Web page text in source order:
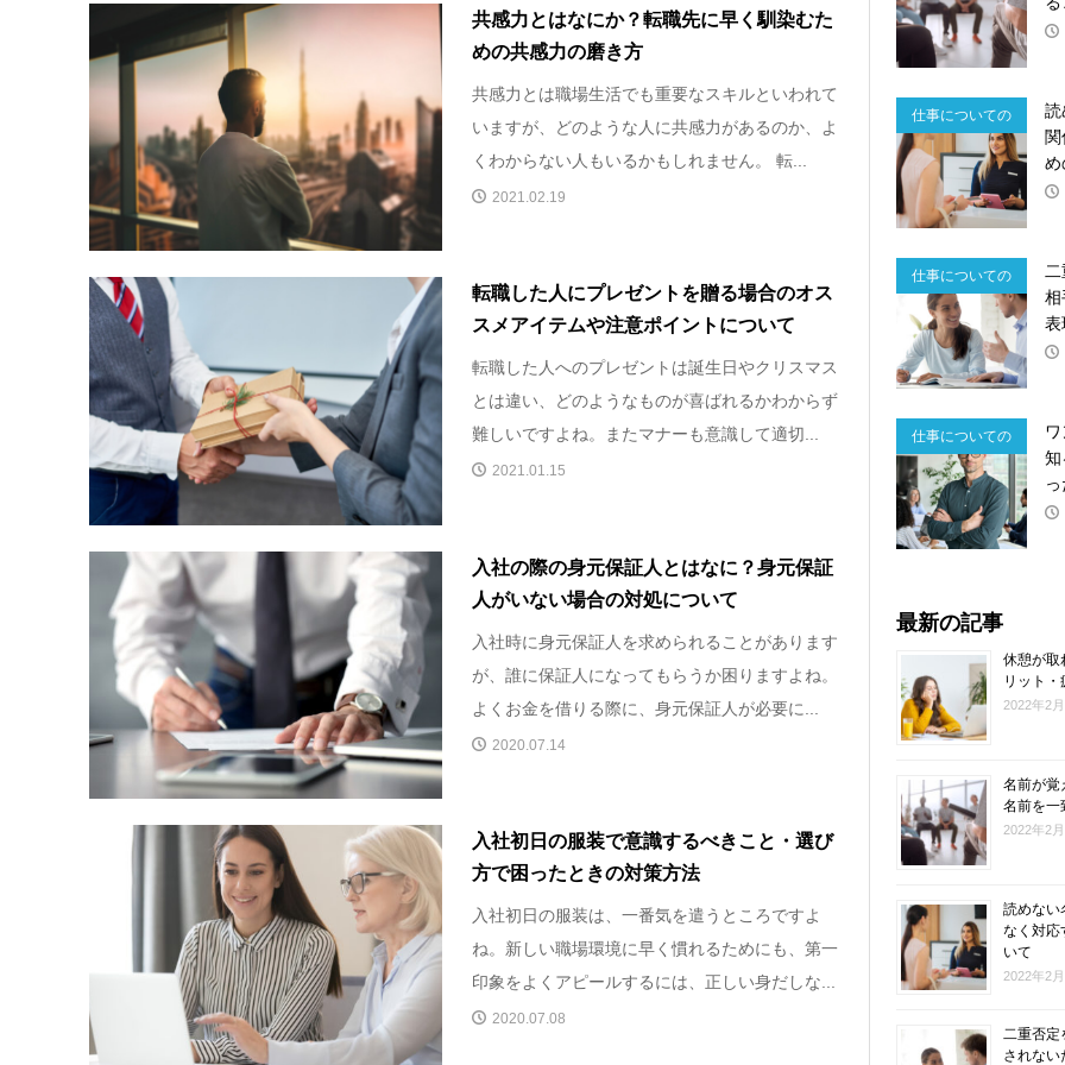
共感力とはなにか？転職先に早く馴染むた
めの共感力の磨き方
共感力とは職場生活でも重要なスキルといわれて
いますが、どのような人に共感力があるのか、よ
くわからない人もいるかもしれません。 転...
2021.02.19
転職した人にプレゼントを贈る場合のオス
スメアイテムや注意ポイントについて
転職した人へのプレゼントは誕生日やクリスマス
とは違い、どのようなものが喜ばれるかわからず
難しいですよね。またマナーも意識して適切...
2021.01.15
入社の際の身元保証人とはなに？身元保証
人がいない場合の対処について
入社時に身元保証人を求められることがあります
が、誰に保証人になってもらうか困りますよね。
よくお金を借りる際に、身元保証人が必要に...
2020.07.14
入社初日の服装で意識するべきこと・選び
方で困ったときの対策方法
入社初日の服装は、一番気を遣うところですよ
ね。新しい職場環境に早く慣れるためにも、第一
印象をよくアピールするには、正しい身だしな...
2020.07.08
仕事についての
心理
読
め
仕事についての
心理
相
表
仕事についての
心理
知
最新の記事
休憩が取
リット
2022年2
名前が覚
名前を一
2022年2
読めない
なく対応
いて
2022年2
二重否定
されない